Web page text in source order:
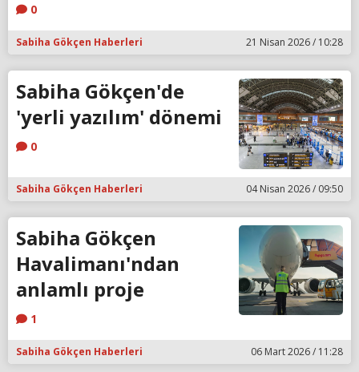
0
Sabiha Gökçen Haberleri 21 Nisan 2026 / 10:28
Sabiha Gökçen'de
'yerli yazılım' dönemi
0
Sabiha Gökçen Haberleri 04 Nisan 2026 / 09:50
Sabiha Gökçen
Havalimanı'ndan
anlamlı proje
1
Sabiha Gökçen Haberleri 06 Mart 2026 / 11:28